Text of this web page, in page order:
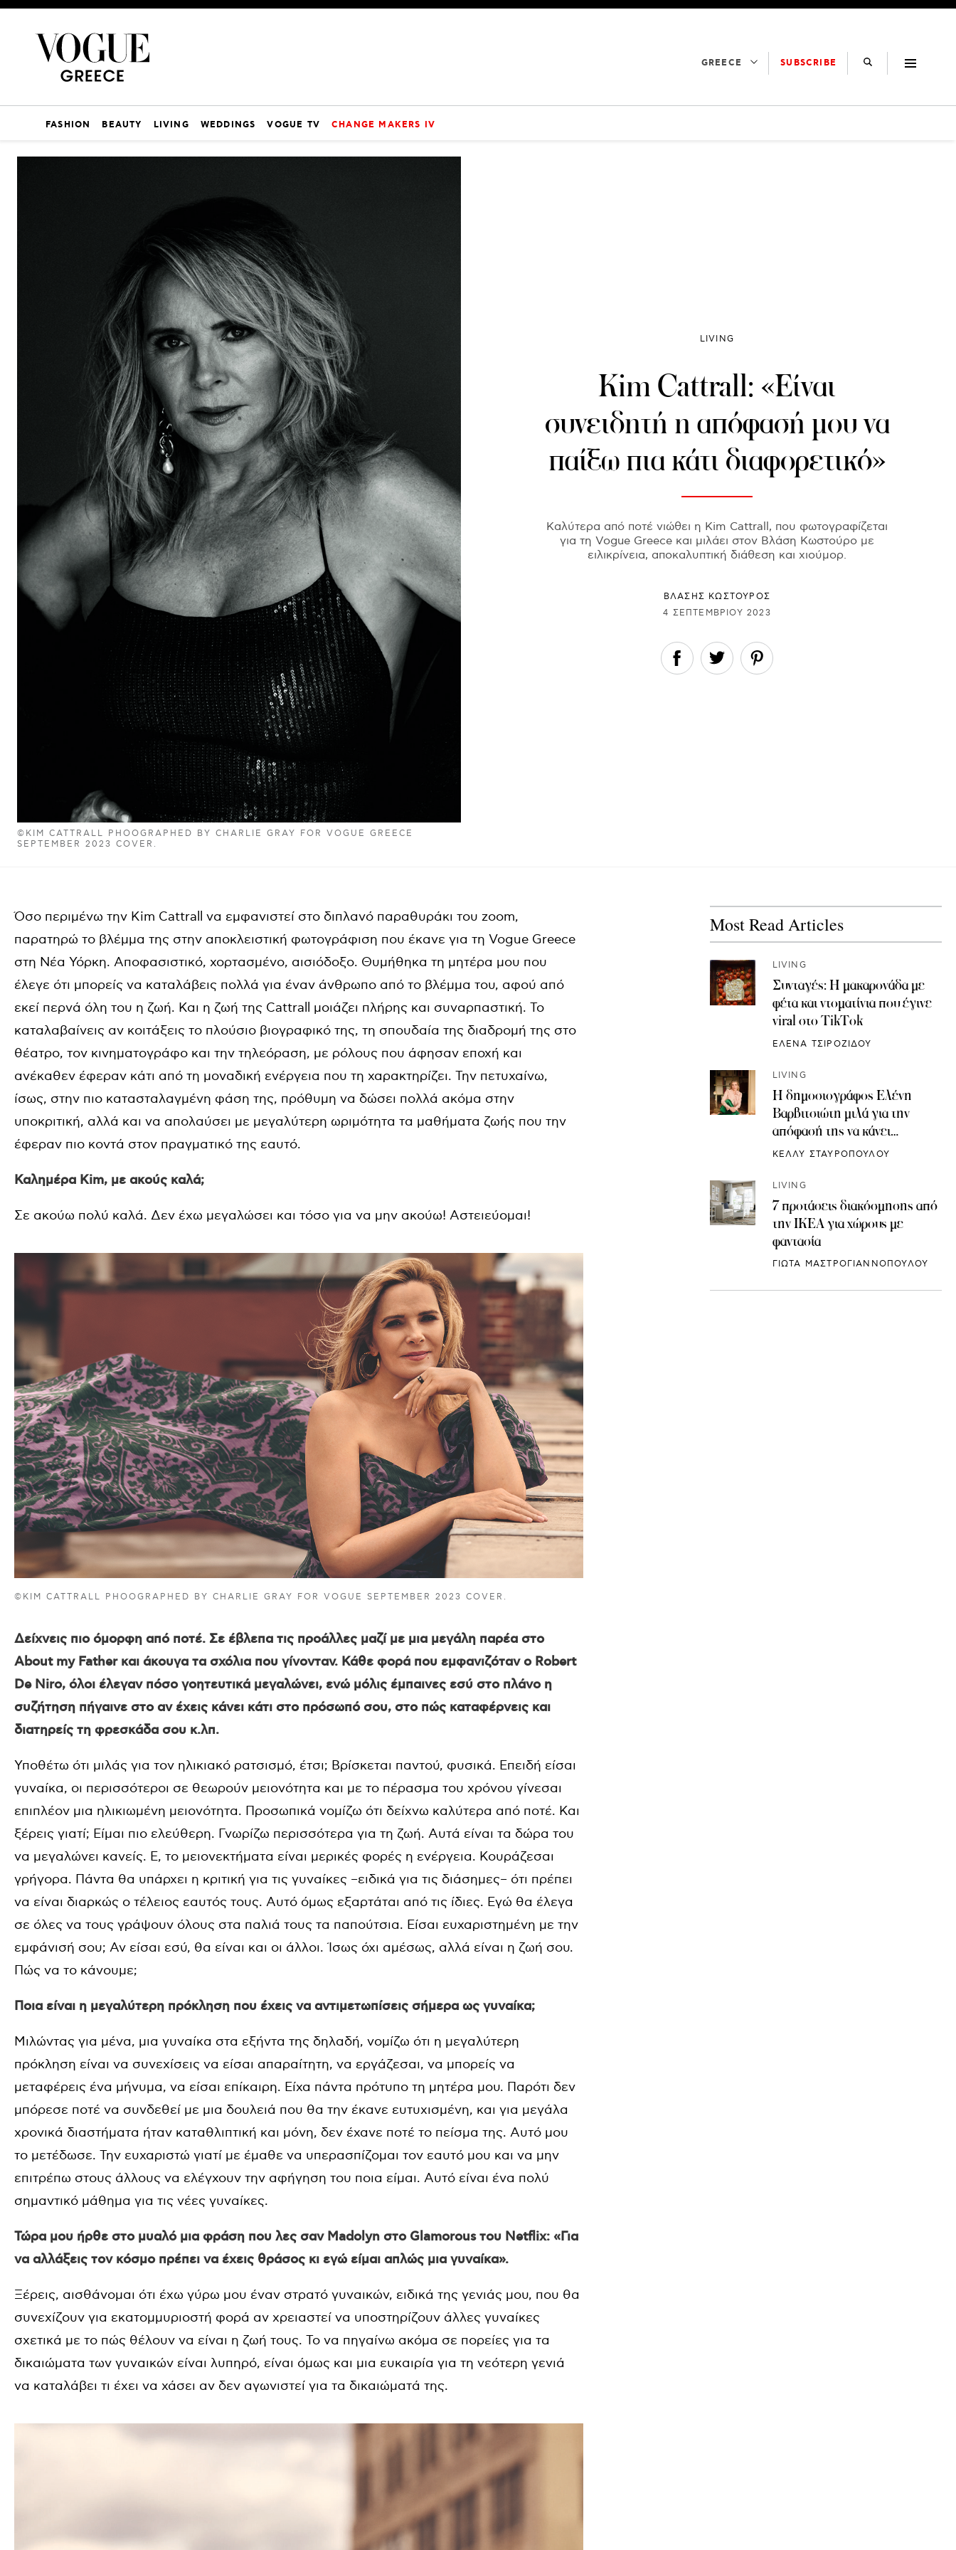
GREECE SUBSCRIBE
FASHION BEAUTY LIVING WEDDINGS VOGUE TV CHANGE MAKERS IV
©KIM CATTRALL PHOOGRAPHED BY CHARLIE GRAY FOR VOGUE GREECE
SEPTEMBER 2023 COVER.
LIVING
Kim Cattrall: «Eίναι
συνειδητή η απόφασή μου να
παίξω πια κάτι διαφορετικό»
Καλύτερα από ποτέ νιώθει η Kim Cattrall, που φωτογραφίζεται
για τη Vogue Greece και μιλάει στον Βλάση Κωστούρο με
ειλικρίνεια, αποκαλυπτική διάθεση και χιούμορ.
ΒΛΑΣΗΣ ΚΩΣΤΟΥΡΟΣ
4 ΣΕΠΤΕΜΒΡΊΟΥ 2023
Όσο περιμένω την Kim Cattrall να εμφανιστεί στο διπλανό παραθυράκι του zoom,
παρατηρώ το βλέμμα της στην αποκλειστική φωτογράφιση που έκανε για τη Vogue Greece
στη Νέα Υόρκη. Αποφασιστικό, χορτασμένο, αισιόδοξο. Θυμήθηκα τη μητέρα μου που
έλεγε ότι μπορείς να καταλάβεις πολλά για έναν άνθρωπο από το βλέμμα του, αφού από
εκεί περνά όλη του η ζωή. Και η ζωή της Cattrall μοιάζει πλήρης και συναρπαστική. Το
καταλαβαίνεις αν κοιτάξεις το πλούσιο βιογραφικό της, τη σπουδαία της διαδρομή της στο
θέατρο, τον κινηματογράφο και την τηλεόραση, με ρόλους που άφησαν εποχή και
ανέκαθεν έφεραν κάτι από τη μοναδική ενέργεια που τη χαρακτηρίζει. Την πετυχαίνω,
ίσως, στην πιο κατασταλαγμένη φάση της, πρόθυμη να δώσει πολλά ακόμα στην
υποκριτική, αλλά και να απολαύσει με μεγαλύτερη ωριμότητα τα μαθήματα ζωής που την
έφεραν πιο κοντά στον πραγματικό της εαυτό.
Καλημέρα Kim, με ακούς καλά;
Σε ακούω πολύ καλά. Δεν έχω μεγαλώσει και τόσο για να μην ακούω! Αστειεύομαι!
©KIM CATTRALL PHOOGRAPHED BY CHARLIE GRAY FOR VOGUE SEPTEMBER 2023 COVER.
Δείχνεις πιο όμορφη από ποτέ. Σε έβλεπα τις προάλλες μαζί με μια μεγάλη παρέα στο
About my Father και άκουγα τα σχόλια που γίνονταν. Κάθε φορά που εμφανιζόταν ο Robert
De Niro, όλοι έλεγαν πόσο γοητευτικά μεγαλώνει, ενώ μόλις έμπαινες εσύ στο πλάνο η
συζήτηση πήγαινε στο αν έχεις κάνει κάτι στο πρόσωπό σου, στο πώς καταφέρνεις και
διατηρείς τη φρεσκάδα σου κ.λπ.
Υποθέτω ότι μιλάς για τον ηλικιακό ρατσισμό, έτσι; Βρίσκεται παντού, φυσικά. Επειδή είσαι
γυναίκα, οι περισσότεροι σε θεωρούν μειονότητα και με το πέρασμα του χρόνου γίνεσαι
επιπλέον μια ηλικιωμένη μειονότητα. Προσωπικά νομίζω ότι δείχνω καλύτερα από ποτέ. Και
ξέρεις γιατί; Είμαι πιο ελεύθερη. Γνωρίζω περισσότερα για τη ζωή. Αυτά είναι τα δώρα του
να μεγαλώνει κανείς. Ε, το μειονεκτήματα είναι μερικές φορές η ενέργεια. Κουράζεσαι
γρήγορα. Πάντα θα υπάρχει η κριτική για τις γυναίκες –ειδικά για τις διάσημες– ότι πρέπει
να είναι διαρκώς ο τέλειος εαυτός τους. Αυτό όμως εξαρτάται από τις ίδιες. Εγώ θα έλεγα
σε όλες να τους γράψουν όλους στα παλιά τους τα παπούτσια. Είσαι ευχαριστημένη με την
εμφάνισή σου; Αν είσαι εσύ, θα είναι και οι άλλοι. Ίσως όχι αμέσως, αλλά είναι η ζωή σου.
Πώς να το κάνουμε;
Ποια είναι η μεγαλύτερη πρόκληση που έχεις να αντιμετωπίσεις σήμερα ως γυναίκα;
Μιλώντας για μένα, μια γυναίκα στα εξήντα της δηλαδή, νομίζω ότι η μεγαλύτερη
πρόκληση είναι να συνεχίσεις να είσαι απαραίτητη, να εργάζεσαι, να μπορείς να
μεταφέρεις ένα μήνυμα, να είσαι επίκαιρη. Είχα πάντα πρότυπο τη μητέρα μου. Παρότι δεν
μπόρεσε ποτέ να συνδεθεί με μια δουλειά που θα την έκανε ευτυχισμένη, και για μεγάλα
χρονικά διαστήματα ήταν καταθλιπτική και μόνη, δεν έχανε ποτέ το πείσμα της. Αυτό μου
το μετέδωσε. Την ευχαριστώ γιατί με έμαθε να υπερασπίζομαι τον εαυτό μου και να μην
επιτρέπω στους άλλους να ελέγχουν την αφήγηση του ποια είμαι. Αυτό είναι ένα πολύ
σημαντικό μάθημα για τις νέες γυναίκες.
Τώρα μου ήρθε στο μυαλό μια φράση που λες σαν Madolyn στο Glamorous του Netflix: «Για
να αλλάξεις τον κόσμο πρέπει να έχεις θράσος κι εγώ είμαι απλώς μια γυναίκα».
Ξέρεις, αισθάνομαι ότι έχω γύρω μου έναν στρατό γυναικών, ειδικά της γενιάς μου, που θα
συνεχίζουν για εκατομμυριοστή φορά αν χρειαστεί να υποστηρίζουν άλλες γυναίκες
σχετικά με το πώς θέλουν να είναι η ζωή τους. Το να πηγαίνω ακόμα σε πορείες για τα
δικαιώματα των γυναικών είναι λυπηρό, είναι όμως και μια ευκαιρία για τη νεότερη γενιά
να καταλάβει τι έχει να χάσει αν δεν αγωνιστεί για τα δικαιώματά της.
Most Read Articles
LIVING
Συνταγές: H μακαρονάδα με
φέτα και ντοματίνια που έγινε
viral στο TikTok
ΕΛΕΝΑ ΤΣΙΡΟΖΙΔΟΥ
LIVING
Η δημοσιογράφος Ελένη
Βαρβιτσιώτη μιλά για την
απόφασή της να κάνει
κρυοσυντήρηση ωαρίων
ΚΕΛΛΥ ΣΤΑΥΡΟΠΟΥΛΟΥ
LIVING
7 προτάσεις διακόσμησης από
την IKEA για χώρους με
φαντασία
ΓΙΩΤΑ ΜΑΣΤΡΟΓΙΑΝΝΟΠΟΥΛΟΥ